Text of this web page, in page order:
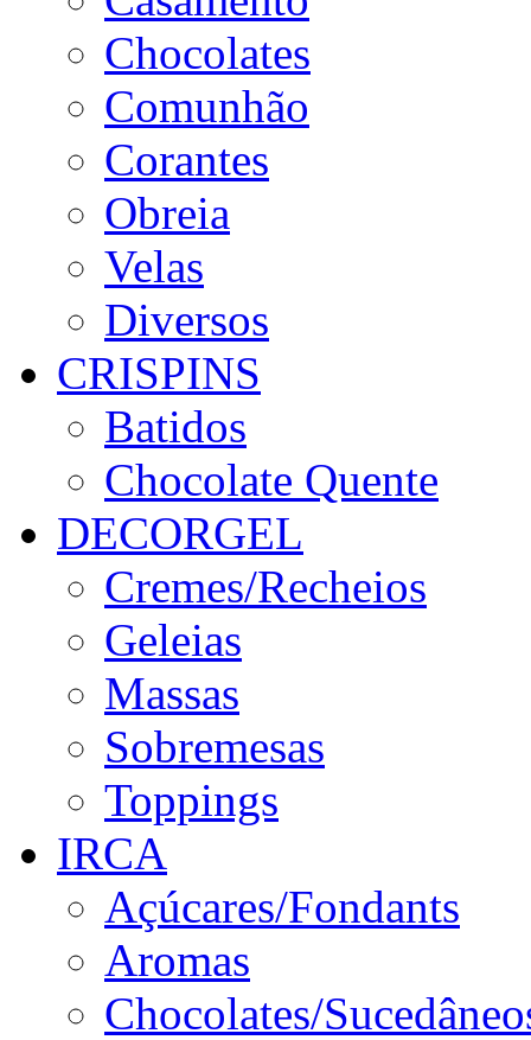
Chocolates
Comunhão
Corantes
Obreia
Velas
Diversos
CRISPINS
Batidos
Chocolate Quente
DECORGEL
Cremes/Recheios
Geleias
Massas
Sobremesas
Toppings
IRCA
Açúcares/Fondants
Aromas
Chocolates/